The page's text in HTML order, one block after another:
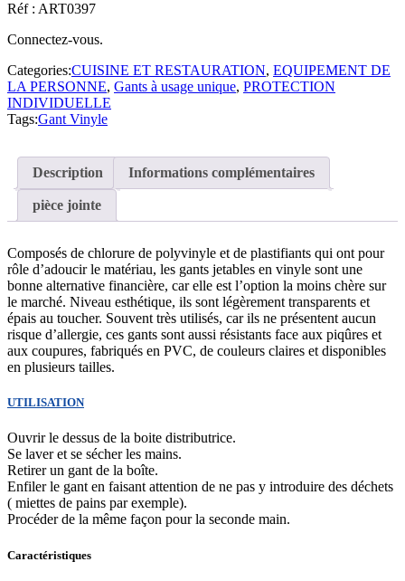
Réf : ART0397
Connectez-vous.
Categories:CUISINE ET RESTAURATION, EQUIPEMENT DE
LA PERSONNE, Gants à usage unique, PROTECTION
INDIVIDUELLE
Tags:Gant Vinyle
Description Informations complémentaires
pièce jointe
Composés de chlorure de polyvinyle et de plastifiants qui ont pour
rôle d’adoucir le matériau, les gants jetables en vinyle sont une
bonne alternative financière, car elle est l’option la moins chère sur
le marché. Niveau esthétique, ils sont légèrement transparents et
épais au toucher. Souvent très utilisés, car ils ne présentent aucun
risque d’allergie, ces gants sont aussi résistants face aux piqûres et
aux coupures, fabriqués en PVC, de couleurs claires et disponibles
en plusieurs tailles.
UTILISATION
Ouvrir le dessus de la boite distributrice.
Se laver et se sécher les mains.
Retirer un gant de la boîte.
Enfiler le gant en faisant attention de ne pas y introduire des déchets
( miettes de pains par exemple).
Procéder de la même façon pour la seconde main.
Caractéristiques